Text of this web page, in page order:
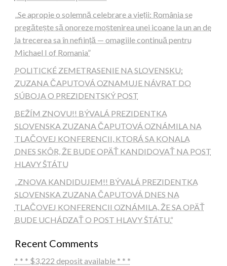
„Se apropie o solemnă celebrare a vieții: România se
pregătește să onoreze moștenirea unei icoane la un an de
la trecerea sa în neființă — omagiile continuă pentru
Michael I of Romania”
POLITICKÉ ZEMETRASENIE NA SLOVENSKU:
ZUZANA ČAPUTOVÁ OZNAMUJE NÁVRAT DO
SÚBOJA O PREZIDENTSKÝ POST
BEŽÍM ZNOVU!! BÝVALÁ PREZIDENTKA
SLOVENSKA ZUZANA ČAPUTOVÁ OZNÁMILA NA
TLAČOVEJ KONFERENCII, KTORÁ SA KONALA
DNES SKÔR, ŽE BUDE OPÄŤ KANDIDOVAŤ NA POST
HLAVY ŠTÁTU
„ZNOVA KANDIDUJEM!! BÝVALÁ PREZIDENTKA
SLOVENSKA ZUZANA ČAPUTOVÁ DNES NA
TLAČOVEJ KONFERENCII OZNÁMILA, ŽE SA OPÄŤ
BUDE UCHÁDZAŤ O POST HLAVY ŠTÁTU.“
Recent Comments
* * * $3,222 deposit available * * *